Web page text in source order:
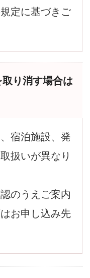
定に基づきご
り消す場合は
宿泊施設、発
扱いが異なり
のうえご案内
お申し込み先